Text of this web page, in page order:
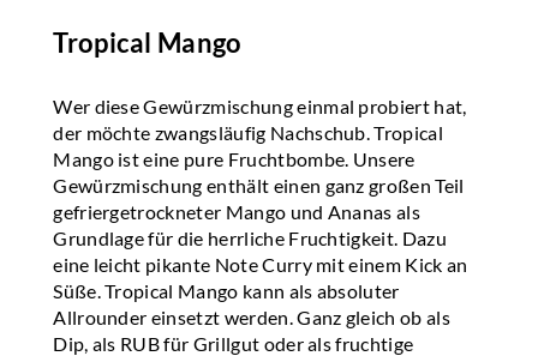
Tropical Mango
Wer diese Gewürzmischung einmal probiert hat,
der möchte zwangsläufig Nachschub. Tropical
Mango ist eine pure Fruchtbombe. Unsere
Gewürzmischung enthält einen ganz großen Teil
gefriergetrockneter Mango und Ananas als
Grundlage für die herrliche Fruchtigkeit. Dazu
eine leicht pikante Note Curry mit einem Kick an
Süße. Tropical Mango kann als absoluter
Allrounder einsetzt werden. Ganz gleich ob als
Dip, als RUB für Grillgut oder als fruchtige